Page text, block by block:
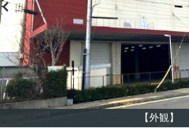
【外観】